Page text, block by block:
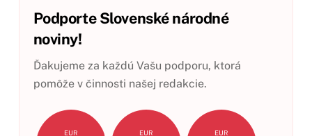
Podporte Slovenské národné
noviny!
Ďakujeme za každú Vašu podporu, ktorá
pomôže v činnosti našej redakcie.
EUR EUR EUR